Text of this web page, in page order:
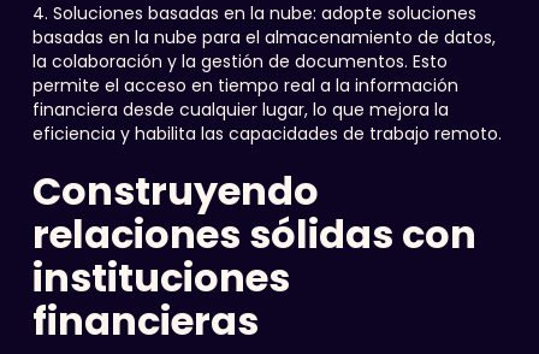
4. Soluciones basadas en la nube: adopte soluciones
basadas en la nube para el almacenamiento de datos,
la colaboración y la gestión de documentos. Esto
permite el acceso en tiempo real a la información
financiera desde cualquier lugar, lo que mejora la
eficiencia y habilita las capacidades de trabajo remoto.
Construyendo
relaciones sólidas con
instituciones
financieras